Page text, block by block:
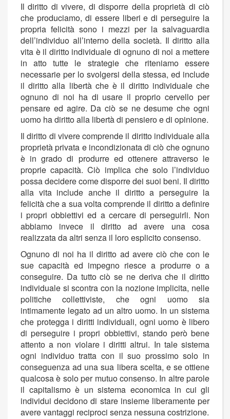
Il diritto di vivere, di disporre della proprietà di ciò
che produciamo, di essere liberi e di perseguire la
propria felicità sono i mezzi per la salvaguardia
dell’individuo all’interno della società. Il diritto alla
vita è il diritto individuale di ognuno di noi a mettere
in atto tutte le strategie che riteniamo essere
necessarie per lo svolgersi della stessa, ed include
il diritto alla libertà che è il diritto individuale che
ognuno di noi ha di usare il proprio cervello per
pensare ed agire. Da ciò se ne desume che ogni
uomo ha diritto alla libertà di pensiero e di opinione.
Il diritto di vivere comprende il diritto individuale alla
proprietà privata e incondizionata di ciò che ognuno
è in grado di produrre ed ottenere attraverso le
proprie capacità. Ciò implica che solo l’individuo
possa decidere come disporre dei suoi beni. Il diritto
alla vita include anche il diritto a perseguire la
felicità che a sua volta comprende il diritto a definire
i propri obbiettivi ed a cercare di perseguirli. Non
abbiamo invece il diritto ad avere una cosa
realizzata da altri senza il loro esplicito consenso.
Ognuno di noi ha il diritto ad avere ciò che con le
sue capacità ed impegno riesce a produrre o a
conseguire. Da tutto ciò se ne deriva che il diritto
individuale si scontra con la nozione implicita, nelle
politiche collettiviste, che ogni uomo sia
intimamente legato ad un altro uomo. In un sistema
che protegga i diritti individuali, ogni uomo è libero
di perseguire i propri obbiettivi, stando però bene
attento a non violare i diritti altrui. In tale sistema
ogni individuo tratta con il suo prossimo solo in
conseguenza ad una sua libera scelta, e se ottiene
qualcosa è solo per mutuo consenso. In altre parole
il capitalismo è un sistema economica in cui gli
individui decidono di stare insieme liberamente per
avere vantaggi reciproci senza nessuna costrizione.